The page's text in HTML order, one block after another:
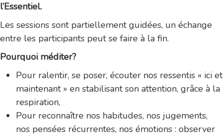
l’Essentiel.
Les sessions sont partiellement guidées, un échange
entre les participants peut se faire à la fin.
Pourquoi méditer?
Pour ralentir, se poser, écouter nos ressentis « ici et
maintenant » en stabilisant son attention, grâce à la
respiration,
Pour reconnaître nos habitudes, nos jugements,
nos pensées récurrentes, nos émotions : observer